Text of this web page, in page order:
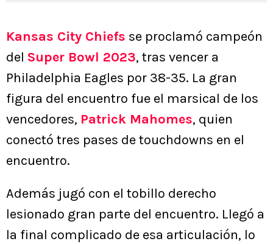
Kansas City Chiefs se proclamó campeón
del Super Bowl 2023, tras vencer a
Philadelphia Eagles por 38-35. La gran
figura del encuentro fue el marsical de los
vencedores, Patrick Mahomes, quien
conectó tres pases de touchdowns en el
encuentro.
Además jugó con el tobillo derecho
lesionado gran parte del encuentro. Llegó a
la final complicado de esa articulación, lo